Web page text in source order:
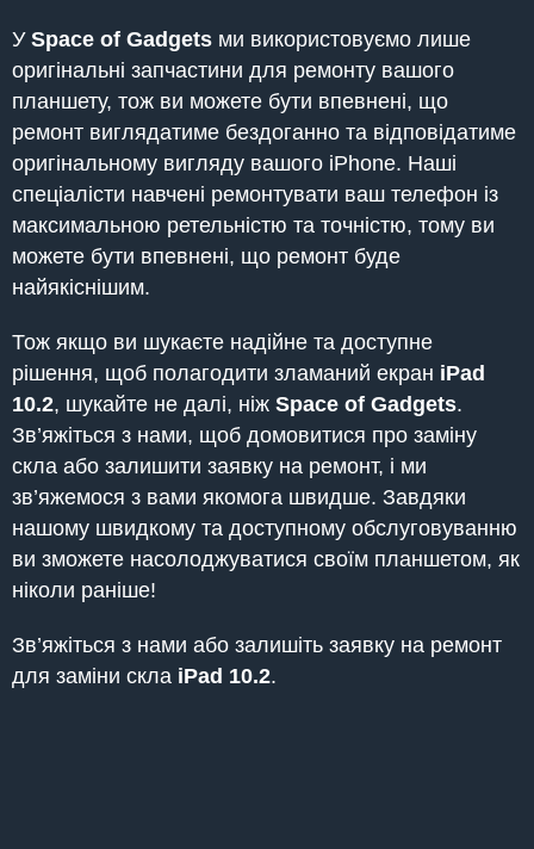
У Space of Gadgets ми використовуємо лише
оригінальні запчастини для ремонту вашого
планшету, тож ви можете бути впевнені, що
ремонт виглядатиме бездоганно та відповідатиме
оригінальному вигляду вашого iPhone. Наші
спеціалісти навчені ремонтувати ваш телефон із
максимальною ретельністю та точністю, тому ви
можете бути впевнені, що ремонт буде
найякіснішим.
Тож якщо ви шукаєте надійне та доступне
рішення, щоб полагодити зламаний екран iPad
10.2, шукайте не далі, ніж Space of Gadgets.
Зв’яжіться з нами, щоб домовитися про заміну
скла або залишити заявку на ремонт, і ми
зв’яжемося з вами якомога швидше. Завдяки
нашому швидкому та доступному обслуговуванню
ви зможете насолоджуватися своїм планшетом, як
ніколи раніше!
Зв’яжіться з нами або залишіть заявку на ремонт
для заміни скла iPad 10.2.